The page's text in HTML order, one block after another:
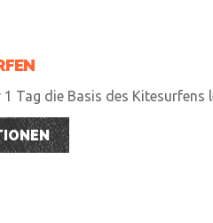
Tag die Basis des Kitesurfens